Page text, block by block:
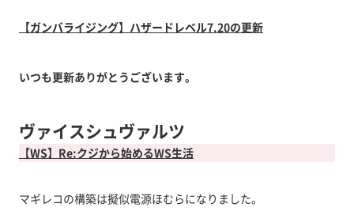
【ガンバライジング】ハザードレベル7.20の更新
いつも更新ありがとうございます。
ヴァイスシュヴァルツ
【WS】Re:クジから始めるWS生活
マギレコの構築は擬似電源ほむらになりました。